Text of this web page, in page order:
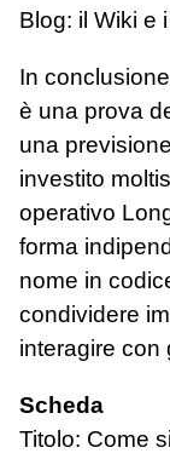
Blog: il Wiki e
In
è una prova
una
investito
operativo
forma
nome in
condividere
interagire con
Scheda
Titolo: Come